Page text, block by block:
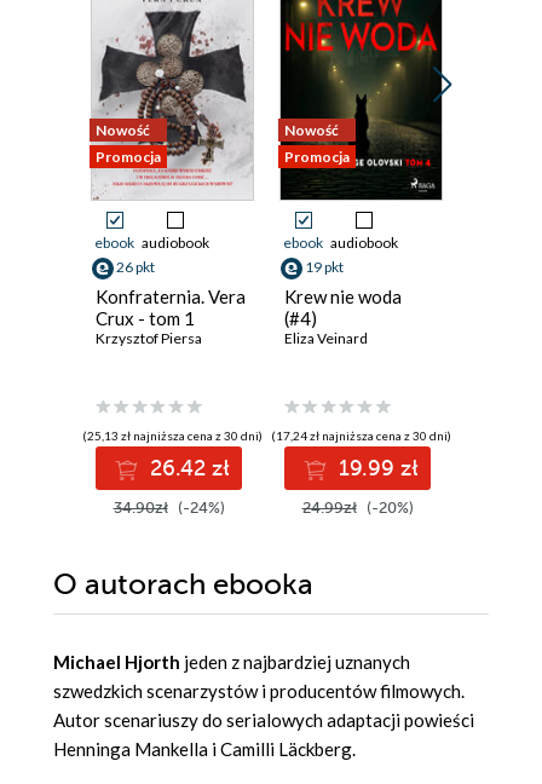
Nowość
Promocja
ebook audiobook
26 pkt
Konfraternia. Vera
Crux - tom 1
Krzysztof Piersa
(25,13 zł najniższa cena z 30 dni)
26.42 zł
34.90zł (-24%)
Nowość
Promocja
ebook audiobook
19 pkt
Krew nie woda
(#4)
Eliza Veinard
(17,24 zł najniższa cena z 30 dni)
19.99 zł
24.99zł (-20%)
O autorach ebooka
Michael Hjorth jeden z najbardziej uznanych
szwedzkich scenarzystów i producentów filmowych.
Autor scenariuszy do serialowych adaptacji powieści
Henninga Mankella i Camilli Läckberg.